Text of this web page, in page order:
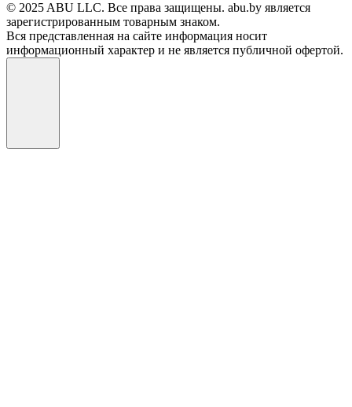
© 2025 ABU LLC. Все права защищены. abu.by является
зарегистрированным товарным знаком.
Вся представленная на сайте информация носит
информационный характер и не является публичной офертой.